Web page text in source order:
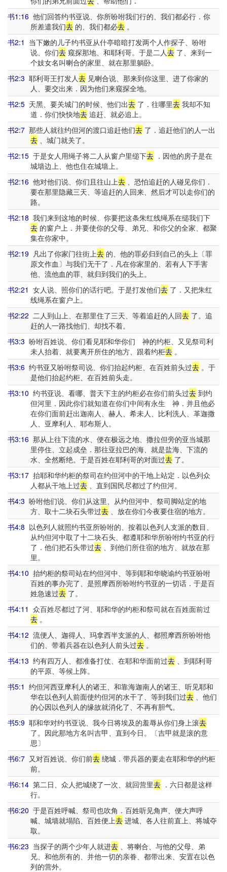
书1:16 他们回答约书亚说、你所吩咐我们行的、我们都必行．你
所差遣我们去的、我们都必去。
书2:1 当下嫩的儿子约书亚从什亭暗暗打发两个人作探子、吩咐
说、你们去窥探那地、和耶利哥。于是二人去了、来到一
个妓女名叫喇合的家里、就在那里躺卧。
书2:3 耶利哥王打发人去 见喇合说、那来到你这里、进了你家的
人、要交出来．因为他们来窥探全地。
书2:5 天黑、要关城门的时候、他们出去 了．往哪里去 我却不知
道．你们快快地去追赶、就必追上。
书2:7 那些人就往约但河的渡口追赶他们去 了．追赶他们的人一出
去、城门就关了。
书2:15 于是女人用绳子将二人从窗户里缒下去 ．因他的房子是在
城墙边上、他也住在城墙上。
书2:16 他对他们说、你们且往山上去 、恐怕追赶的人碰见你们．
要在那里隐藏三天、等追赶的人回来、然后才可以走你们的
路。
书2:18 我们来到这地的时候、你要把这条朱红线绳系在缒我们下
去的窗户上．并要使你的父母、弟兄、和你父的全家、都聚
集在你家中。
书2:19 凡出了你家门往街上去 的、他的罪必归到自己的头上〔罪
原文作血〕与我们无干了．凡在你家里的、若有人下手害
他、流他血的罪、就归到我们的头上。
书2:21 女人说、照你们的话行吧。于是打发他们去 了．又把朱红
线绳系在窗户上。
书2:22 二人到山上、在那里住了三天、等着追赶的人回去 了。追
赶的人一路找他们、却找不着。
书3:3 吩咐百姓说、你们看见耶和华你们 神的约柜、又见祭司利
未人抬着、就要离开所住的地方、跟着约柜去。
书3:6 约书亚又吩咐祭司说、你们抬起约柜、在百姓前头过去 。于
是他们抬起约柜、在百姓前头走。
书3:10 约书亚说、看哪、普天下主的约柜必在你们前头过去 到约
但河里．因此你们就知道在你们中间有永生 神．并且他必
在你们面前赶出迦南人、赫人、希未人、比利洗人、革迦撒
人、亚摩利人、耶布斯人。
书3:16 那从上往下流的水、便在极远之地、撒拉但旁的亚当城那
里停住、立起成垒．那往亚拉巴的海、就是盐海、下流的
水、全然断绝。于是百姓在耶利哥的对面过去了。
书3:17 抬耶和华约柜的祭司在约但河中的干地上站定．以色列众
人都从干地上过去、直到国民尽都过了约但河。
书4:3 吩咐他们说、你们从这里、从约但河中、祭司脚站定的地
方、取十二块石头带过去、放在你们今夜要住宿的地方。
书4:8 以色列人就照约书亚所吩咐的、按着以色列人支派的数目、
从约但河中取了十二块石头、都遵耶和华所吩咐约书亚的行
了．他们把石头带过去、到他们所住宿的地方、就放在那
里。
书4:10 抬约柜的祭司站在约但河中、等到耶和华晓谕约书亚吩咐
百姓的事办完了、是照摩西所吩咐约书亚的一切话．于是百
姓急速过去了。
书4:11 众百姓尽都过了河、耶和华的约柜和祭司就在百姓面前过
去。
书4:12 流便人、迦得人、玛拿西半支派的人、都照摩西所吩咐他
们的、带着兵器在以色列人前头过去。
书4:13 约有四万人、都准备打仗、在耶和华面前过去 、到耶利哥
的平原、等候上阵。
书5:1 约但河西亚摩利人的诸王、和靠海迦南人的诸王、听见耶和
华在以色列人前面使约但河的水干了、等到我们过去、他们
的心因以色列人的缘故就消化了、不再有胆气。
书5:9 耶和华对约书亚说、我今日将埃及的羞辱从你们身上滚去
了。因此那地方名叫吉甲、直到今日。〔吉甲就是滚的意
思〕
书6:7 又对百姓说、你们前去 绕城．带兵器的要走在耶和华的约柜
前。
书6:14 第二日、众人把城绕了一次、就回营里去 ．六日都是这样
行。
书6:20 于是百姓呼喊、祭司也吹角．百姓听见角声、便大声呼
喊、城墙就塌陷、百姓便上去进城、各人往前直上、将城夺
取。
书6:23 当探子的两个少年人就进去 、将喇合、与他的父母、弟
兄、和他所有的、并他一切的亲眷、都带出来、安置在以色
列的营外。